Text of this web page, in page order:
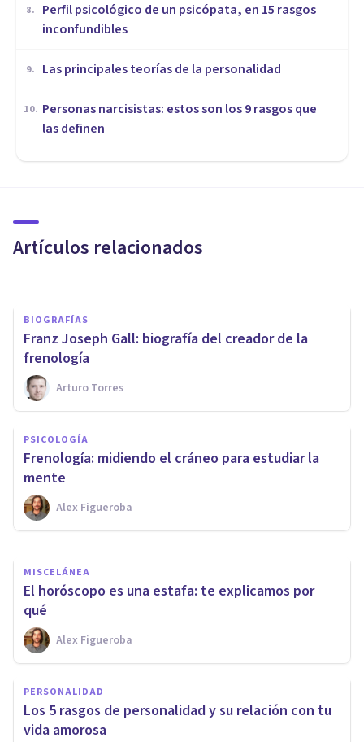
8.
Perfil psicológico de un psicópata, en 15 rasgos
inconfundibles
9. Las principales teorías de la personalidad
10. Personas narcisistas: estos son los 9 rasgos que
las definen
Artículos relacionados
humano
BIOGRAFÍAS
Franz Joseph Gall: biografía del creador de la
frenología
Arturo Torres
PSICOLOGÍA
Frenología: midiendo el cráneo para estudiar la
mente
Alex Figueroba
MISCELÁNEA
Morfopsicología: tus rasgos
faciales... ¿indican tu
personalidad?
Xavier Molina
MISCELÁNEA
​El horóscopo es una estafa: te explicamos por
qué
Alex Figueroba
PERSONALIDAD
​Los 5 rasgos de personalidad y su relación con tu
vida amorosa